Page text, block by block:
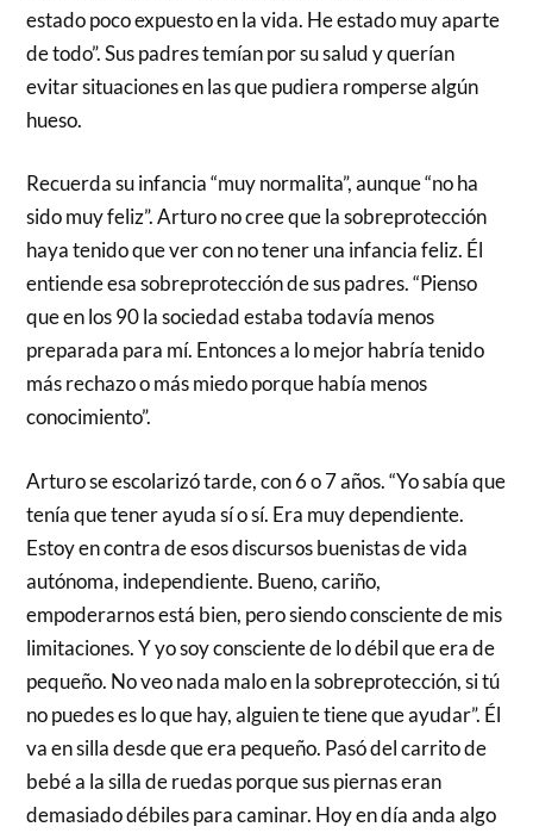
estado poco expuesto en la vida. He estado muy aparte
de todo”. Sus padres temían por su salud y querían
evitar situaciones en las que pudiera romperse algún
hueso.
Recuerda su infancia “muy normalita”, aunque “no ha
sido muy feliz”. Arturo no cree que la sobreprotección
haya tenido que ver con no tener una infancia feliz. Él
entiende esa sobreprotección de sus padres. “Pienso
que en los 90 la sociedad estaba todavía menos
preparada para mí. Entonces a lo mejor habría tenido
más rechazo o más miedo porque había menos
conocimiento”.
Arturo se escolarizó tarde, con 6 o 7 años. “Yo sabía que
tenía que tener ayuda sí o sí. Era muy dependiente.
Estoy en contra de esos discursos buenistas de vida
autónoma, independiente. Bueno, cariño,
empoderarnos está bien, pero siendo consciente de mis
limitaciones. Y yo soy consciente de lo débil que era de
pequeño. No veo nada malo en la sobreprotección, si tú
no puedes es lo que hay, alguien te tiene que ayudar”. Él
va en silla desde que era pequeño. Pasó del carrito de
bebé a la silla de ruedas porque sus piernas eran
demasiado débiles para caminar. Hoy en día anda algo